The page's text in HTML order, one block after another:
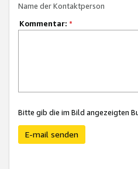
Name der Kontaktperson
Kommentar: *
Bitte gib die im Bild angezeigten
E-mail senden